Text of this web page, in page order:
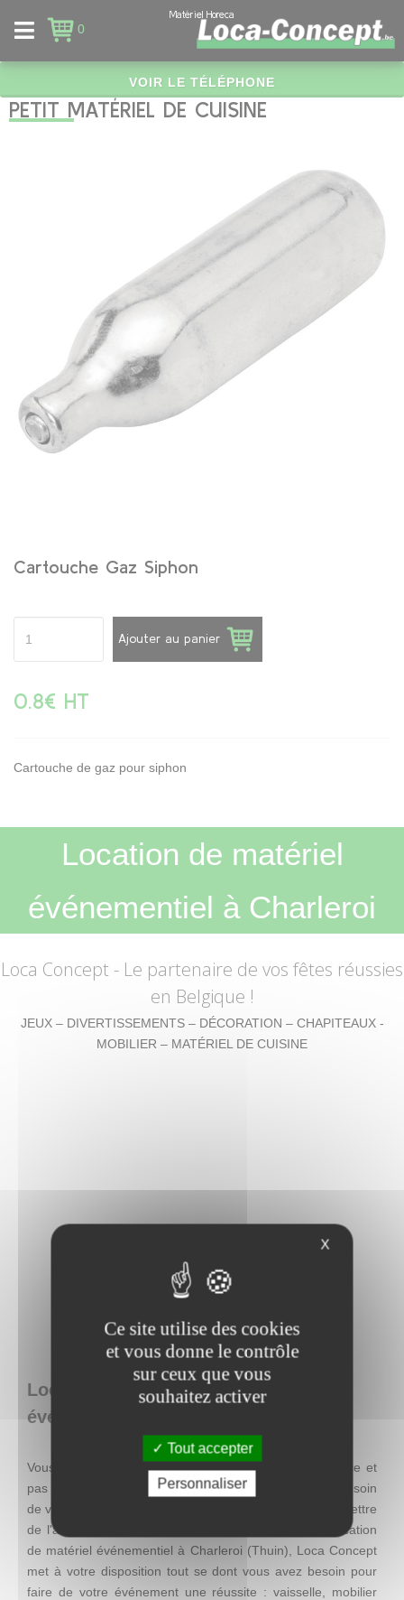
0
Matériel Horeca
VOIR LE TÉLÉPHONE
PETIT MATÉRIEL DE CUISINE
Cartouche Gaz Siphon
Ajouter au panier
0.8€ HT
Cartouche de gaz pour siphon
Location de matériel
événementiel à Charleroi
Loca Concept - Le partenaire de vos fêtes réussies
en Belgique !
JEUX – DIVERTISSEMENTS – DÉCORATION – CHAPITEAUX -
MOBILIER – MATÉRIEL DE CUISINE
Loca Concept : location de matériel
événementiel en Belgique
Vous recherchez une décoration facile à mettre en place et
pas chère, mais qui se distingue par son originalité ? Besoin
de visibilité pour une action promotionnelle ? Envie de mettre
de l'ambiance lors d'un événement ? Entreprise de location
de matériel événementiel à Charleroi (Thuin), Loca Concept
met à votre disposition tout se dont vous avez besoin pour
faire de votre événement une réussite : vaisselle, mobilier
Panneau de gestion des cookies
X
Ce site utilise des cookies
et vous donne le contrôle
sur ceux que vous
souhaitez activer
Tout accepter
Personnaliser